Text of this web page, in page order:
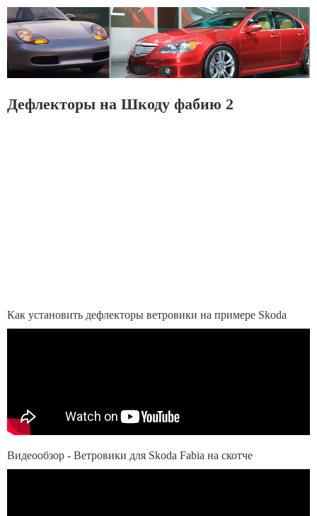
Дефлекторы на Шкоду фабию 2
Как установить дефлекторы ветровики на примере Skoda
Видеообзор - Ветровики для Skoda Fabia на скотче